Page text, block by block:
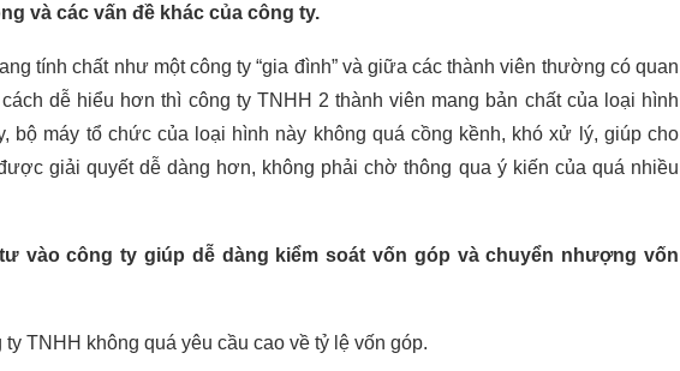
và các vấn đề khác của công ty.
tính chất như một công ty “gia đình” và giữa các thành viên thường có quan
dễ hiểu hơn thì công ty TNHH 2 thành viên mang bản chất của loại hình
bộ máy tổ chức của loại hình này không quá cồng kềnh, khó xử lý, giúp cho
giải quyết dễ dàng hơn, không phải chờ thông qua ý kiến của quá nhiều
vào công ty giúp dễ dàng kiểm soát vốn góp và chuyển nhượng vốn
TNHH không quá yêu cầu cao về tỷ lệ vốn góp.